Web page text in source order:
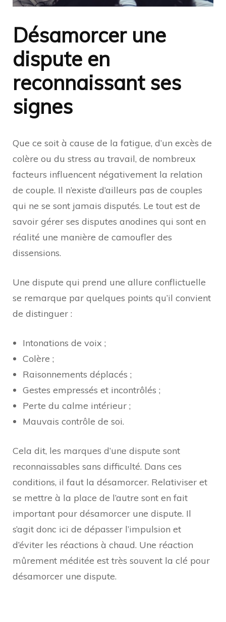
Désamorcer une
dispute en
reconnaissant ses
signes
Que ce soit à cause de la fatigue, d’un excès de
colère ou du stress au travail, de nombreux
facteurs influencent négativement la relation
de couple. Il n’existe d’ailleurs pas de couples
qui ne se sont jamais disputés. Le tout est de
savoir gérer ses disputes anodines qui sont en
réalité une manière de camoufler des
dissensions.
Une dispute qui prend une allure conflictuelle
se remarque par quelques points qu’il convient
de distinguer :
Intonations de voix ;
Colère ;
Raisonnements déplacés ;
Gestes empressés et incontrôlés ;
Perte du calme intérieur ;
Mauvais contrôle de soi.
Cela dit, les marques d’une dispute sont
reconnaissables sans difficulté. Dans ces
conditions, il faut la désamorcer. Relativiser et
se mettre à la place de l’autre sont en fait
important pour désamorcer une dispute. Il
s’agit donc ici de dépasser l’impulsion et
d’éviter les réactions à chaud. Une réaction
mûrement méditée est très souvent la clé pour
désamorcer une dispute.